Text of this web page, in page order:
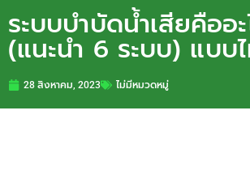
ระบบบำบัดน้ำเสียคืออะ
(แนะนำ 6 ระบบ) แบบ
28 สิงหาคม, 2023 ไม่มีหมวดหมู่